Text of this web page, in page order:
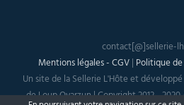
contact[@]sellerie-
Mentions légales - CGV Politique
Un site de la Sellerie L'Hôte et
de Loup Oyarzun | Copyright 2012 -